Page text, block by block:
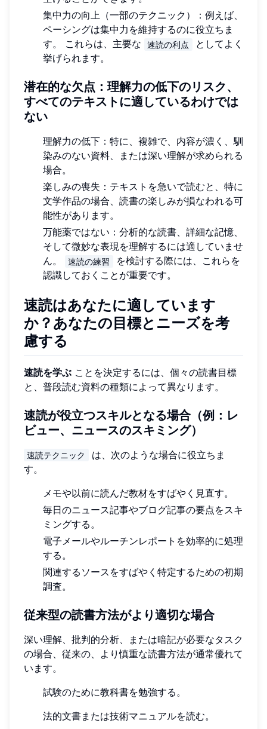
集中力の向上（一部のテクニック）：例えば、
ペーシングは集中力を維持するのに役立ちま
す。 これらは、主要な
速読の利点
としてよく
挙げられます。
潜在的な欠点：理解力の低下のリスク、
すべてのテキストに適しているわけでは
ない
理解力の低下：特に、複雑で、内容が濃く、馴
染みのない資料、または深い理解が求められる
場合。
楽しみの喪失：テキストを急いで読むと、特に
文学作品の場合、読書の楽しみが損なわれる可
能性があります。
万能薬ではない：分析的な読書、詳細な記憶、
そして微妙な表現を理解するには適していませ
ん。
速読の練習
を検討する際には、これらを
認識しておくことが重要です。
速読はあなたに適しています
か？あなたの目標とニーズを考
慮する
速読を学ぶ ことを決定するには、個々の読書目標
と、普段読む資料の種類によって異なります。
速読が役立つスキルとなる場合（例：レ
ビュー、ニュースのスキミング）
速読テクニック
は、次のような場合に役立ちま
す。
メモや以前に読んだ教材をすばやく見直す。
毎日のニュース記事やブログ記事の要点をスキ
ミングする。
電子メールやルーチンレポートを効率的に処理
する。
関連するソースをすばやく特定するための初期
調査。
従来型の読書方法がより適切な場合
深い理解、批判的分析、または暗記が必要なタスク
の場合、従来の、より慎重な読書方法が通常優れて
います。
試験のために教科書を勉強する。
法的文書または技術マニュアルを読む。